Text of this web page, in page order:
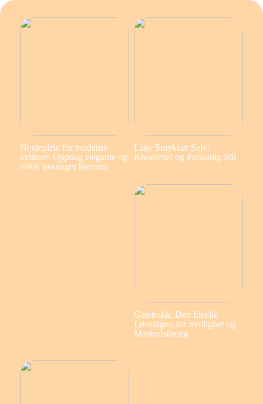
Neglepleie for moderne
kvinner: Oppdag elegante og
enkle løsninger hjemme
Lage Smykker Selv:
Kreativitet og Personlig Stil
Gatebukk: Den Ideelle
Løsningen for Synlighet og
Markedsføring